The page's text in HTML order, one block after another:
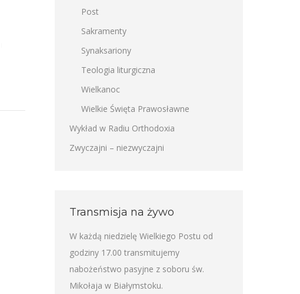
Post
Sakramenty
Synaksariony
Teologia liturgiczna
Wielkanoc
Wielkie Święta Prawosławne
Wykład w Radiu Orthodoxia
Zwyczajni – niezwyczajni
Transmisja na żywo
W każdą niedzielę Wielkiego Postu od
godziny 17.00 transmitujemy
nabożeństwo pasyjne z soboru św.
Mikołaja w Białymstoku.